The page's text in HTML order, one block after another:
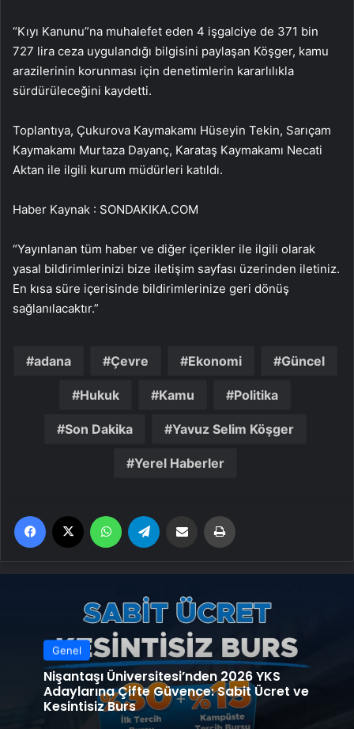
“Kıyı Kanunu”na muhalefet eden 4 işgalciye de 371 bin
727 lira ceza uygulandığı bilgisini paylaşan Köşger, kamu
arazilerinin korunması için denetimlerin kararlılıkla
sürdürüleceğini kaydetti.
Toplantıya, Çukurova Kaymakamı Hüseyin Tekin, Sarıçam
Kaymakamı Murtaza Dayanç, Karataş Kaymakamı Necati
Aktan ile ilgili kurum müdürleri katıldı.
Haber Kaynak : SONDAKIKA.COM
“Yayınlanan tüm haber ve diğer içerikler ile ilgili olarak
yasal bildirimlerinizi bize iletişim sayfası üzerinden iletiniz.
En kısa süre içerisinde bildirimlerinize geri dönüş
sağlanılacaktır.”
adana Çevre Ekonomi Güncel
Hukuk Kamu Politika
Son Dakika Yavuz Selim Köşger
Yerel Haberler
Facebook WhatsApp Email'den paylaş
Genel
Nişantaşı Üniversitesi’nden 2026 YKS
Adaylarına Çifte Güvence: Sabit Ücret ve
Kesintisiz Burs